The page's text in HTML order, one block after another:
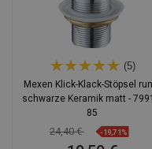
(5)
Mexen Klick-Klack-Stöpsel
schwarze Keramik matt -
85
24,40 € -19,71%